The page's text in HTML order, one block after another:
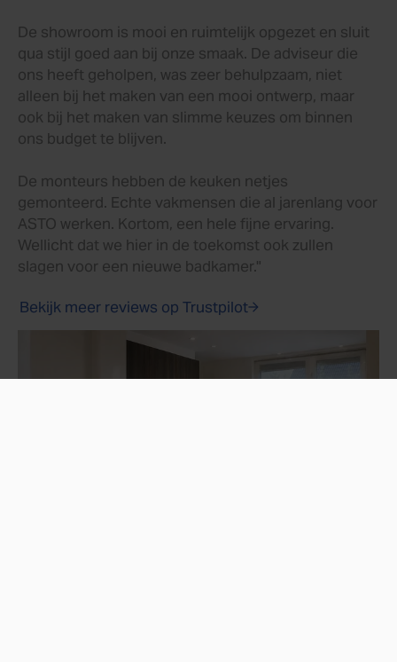
De showroom is mooi en ruimtelijk opgezet en sluit
qua stijl goed aan bij onze smaak. De adviseur die
ons heeft geholpen, was zeer behulpzaam, niet
alleen bij het maken van een mooi ontwerp, maar
ook bij het maken van slimme keuzes om binnen
ons budget te blijven.
De monteurs hebben de keuken netjes
gemonteerd. Echte vakmensen die al jarenlang voor
ASTO werken. Kortom, een hele fijne ervaring.
Wellicht dat we hier in de toekomst ook zullen
slagen voor een nieuwe badkamer."
Bekijk meer reviews op Trustpilot